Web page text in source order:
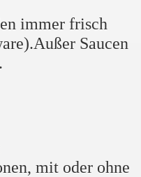
immer frisch
Saucen
mit oder ohne